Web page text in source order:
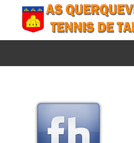
RECHERCHER